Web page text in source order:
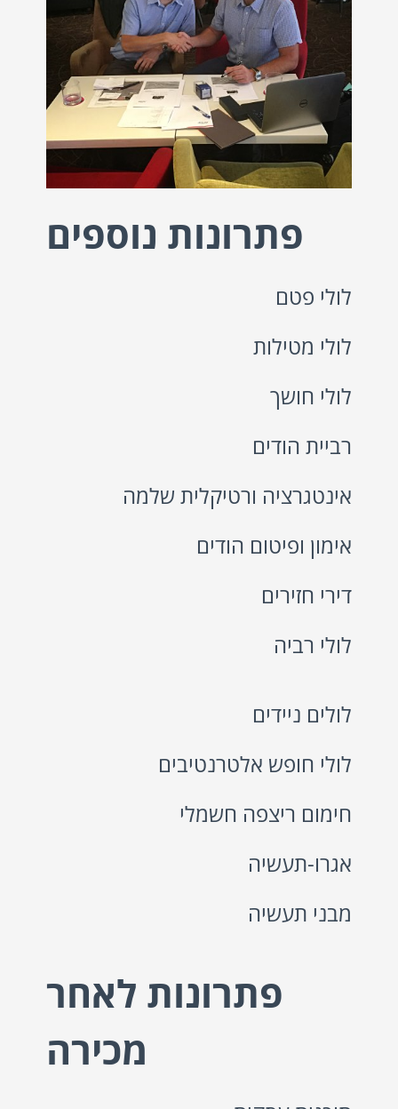
פתרונות נוספים
לולי פטם
לולי מטילות
לולי חושך
רביית הודים
אינטגרציה ורטיקלית שלמה
אימון ופיטום הודים
דירי חזירים
לולי רביה
לולים ניידים
לולי חופש אלטרנטיבים
חימום ריצפה חשמלי
אגרו-תעשיה
מבני תעשיה
פתרונות לאחר
מכירה